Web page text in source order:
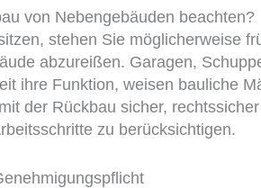
von Nebengebäuden beachten?
stehen Sie möglicherweise
abzureißen. Garagen,
ihre Funktion, weisen bauliche
der Rückbau sicher,
zu berücksichtigen.